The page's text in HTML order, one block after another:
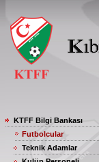
KTFF Bilgi Bankası
Futbolcular
Teknik Adamlar